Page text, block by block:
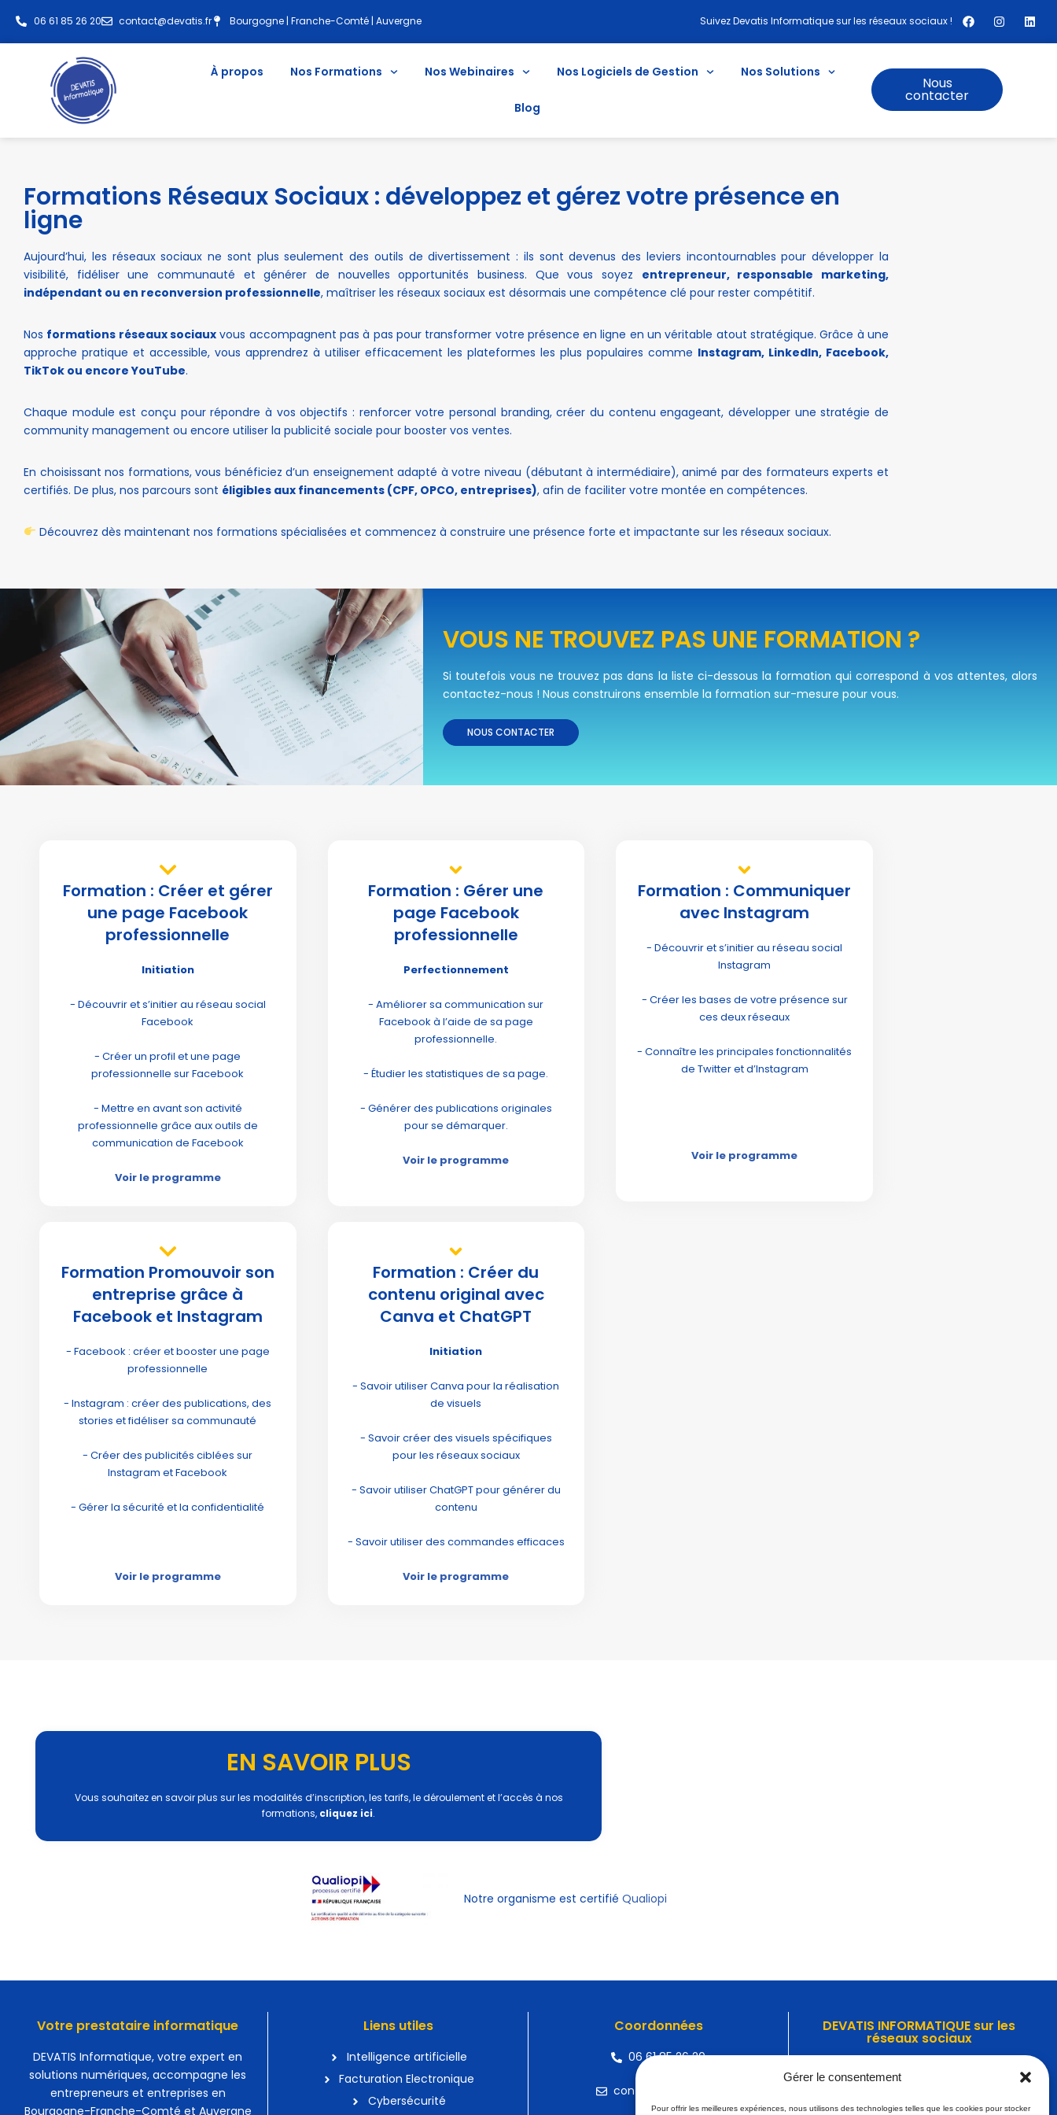
Gérer le consentement
Pour offrir les meilleures expériences, nous utilisons des technologies telles que les cookies pour stocker
Aller
contenu
06 61 85 26 20 contact@devatis.fr Bourgogne | Franche-Comté | Auvergne Suivez Devatis Informatique sur les réseaux sociaux !
À propos Nos Formations Nos Webinaires Nos Logiciels de Gestion Nos Solutions
Blog
Nous
contacter
Formations Réseaux Sociaux : développez et gérez votre présence en
ligne
Aujourd’hui, les réseaux sociaux ne sont plus seulement des outils de divertissement : ils sont devenus des leviers incontournables pour développer la
visibilité, fidéliser une communauté et générer de nouvelles opportunités business. Que vous soyez entrepreneur, responsable marketing,
indépendant ou en reconversion professionnelle, maîtriser les réseaux sociaux est désormais une compétence clé pour rester compétitif.
Nos formations réseaux sociauxvous accompagnent pas à pas pour transformer votre présence en ligne en un véritable atout stratégique. Grâce à une
approche pratique et accessible, vous apprendrez à utiliser efficacement les plateformes les plus populaires comme Instagram, LinkedIn, Facebook,
TikTok ou encore YouTube.
Chaque module est conçu pour répondre à vos objectifs : renforcer votre personal branding, créer du contenu engageant, développer une stratégie de
community management ou encore utiliser la publicité sociale pour booster vos ventes.
En choisissant nos formations, vous bénéficiez d’un enseignement adapté à votre niveau (débutant à intermédiaire), animé par des formateurs experts et
certifiés. De plus, nos parcours sont éligibles aux financements (CPF, OPCO, entreprises), afin de faciliter votre montée en compétences.
Découvrez dès maintenant nos formations spécialisées et commencez à construire une présence forte et impactante sur les réseaux sociaux.
VOUS NE TROUVEZ PAS UNE FORMATION ?
Si toutefois vous ne trouvez pas dans la liste ci-dessous la formation qui correspond à vos attentes, alors
contactez-nous ! Nous construirons ensemble la formation sur-mesure pour vous.
NOUS CONTACTER
Formation : Créer et gérer
une page Facebook
professionnelle
Initiation
- Découvrir et s’initier au réseau social
Facebook
- Créer un profil et une page
professionnelle sur Facebook
- Mettre en avant son activité
professionnelle grâce aux outils de
communication de Facebook
Voir le programme
Formation : Gérer une
page Facebook
professionnelle
Perfectionnement
- Améliorer sa communication sur
Facebook à l’aide de sa page
professionnelle.
- Étudier les statistiques de sa page.
- Générer des publications originales
pour se démarquer.
Voir le programme
Formation : Communiquer
avec Instagram
- Découvrir et s’initier au réseau social
Instagram
- Créer les bases de votre présence sur
ces deux réseaux
- Connaître les principales fonctionnalités
de Twitter et d’Instagram
Voir le programme
Formation Promouvoir son
entreprise grâce à
Facebook et Instagram
- Facebook : créer et booster une page
professionnelle
- Instagram : créer des publications, des
stories et fidéliser sa communauté
- Créer des publicités ciblées sur
Instagram et Facebook
- Gérer la sécurité et la confidentialité
Voir le programme
Formation : Créer du
contenu original avec
Canva et ChatGPT
Initiation
- Savoir utiliser Canva pour la réalisation
de visuels
- Savoir créer des visuels spécifiques
pour les réseaux sociaux
- Savoir utiliser ChatGPT pour générer du
contenu
- Savoir utiliser des commandes efficaces
Voir le programme
EN SAVOIR PLUS
Vous souhaitez en savoir plus sur les modalités d’inscription, les tarifs, le déroulement et l’accès à nos
formations, cliquez ici.
Notre organisme est certifié Qualiopi
Votre prestataire informatique
DEVATIS Informatique, votre expert en
solutions numériques, accompagne les
entrepreneurs et entreprises en
Bourgogne-Franche-Comté et Auvergne
Liens utiles
Intelligence artificielle
Facturation Electronique
Cybersécurité
Coordonnées
06 61 85 26 20
contact@devatis.fr
DEVATIS INFORMATIQUE sur les
réseaux sociaux
Découvrez nos dernières actualités sur les